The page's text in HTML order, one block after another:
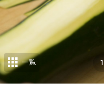
1
一覧